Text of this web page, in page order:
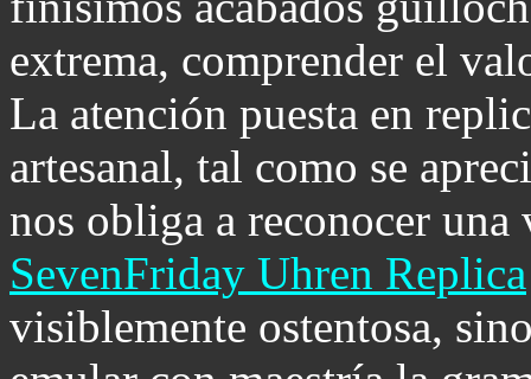
extrema, comprender el
La atención puesta en
artesanal, tal como se
nos obliga a reconocer
SevenFriday Uhren Replica
visiblemente ostentosa,